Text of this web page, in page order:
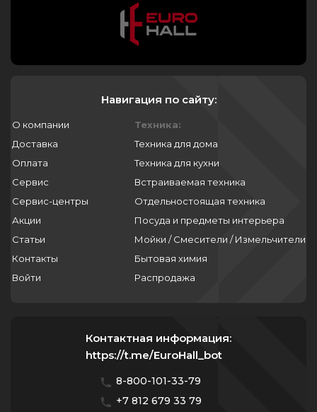
Навигация по сайту:
О компании
Доставка
Оплата
Сервис
Сервис-центры
Акции
Статьи
Контакты
Войти
Техника:
Техника для дома
Техника для кухни
Встраиваемая техника
Отдельностоящая техника
Посуда и предметы интерьера
Мойки / Смесители / Измельчители
Бытовая химия
Распродажа
Контактная информация:
https://t.me/EuroHall_bot
8-800-101-33-79
+7 812 679 33 79